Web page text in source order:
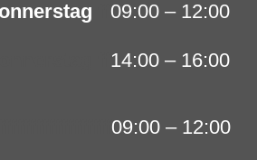
09:00 – 12:00
14:00 – 16:00
09:00 – 12:00